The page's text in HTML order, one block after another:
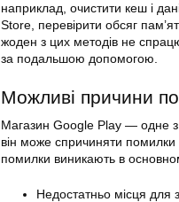
наприклад, очистити кеш і
Store, перевірити обсяг
жоден з цих методів не
за подальшою допомогою.
Можливі причини
Магазин Google Play — одне з
він може спричиняти помилки
помилки виникають в
Недостатньо місця для